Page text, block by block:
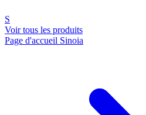
S
Voir tous les produits
Page d'accueil Sinoia